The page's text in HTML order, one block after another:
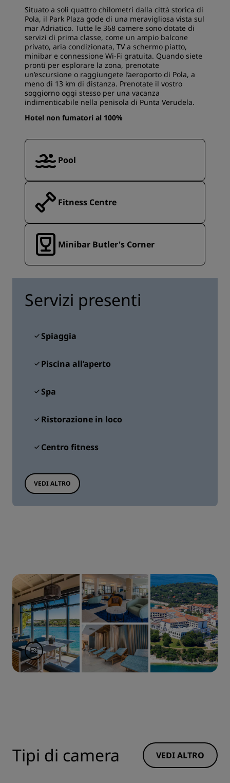
Situato a soli quattro chilometri dalla città storica di
Pola, il Park Plaza gode di una meravigliosa vista sul
mar Adriatico. Tutte le 368 camere sono dotate di
servizi di prima classe, come un ampio balcone
privato, aria condizionata, TV a schermo piatto,
minibar e connessione Wi-Fi gratuita. Quando siete
pronti per esplorare la zona, prenotate
un’escursione o raggiungete l’aeroporto di Pola, a
meno di 13 km di distanza. Prenotate il vostro
soggiorno oggi stesso per una vacanza
indimenticabile nella penisola di Punta Verudela.
Hotel non fumatori al 100%
Pool
Fitness Centre
Minibar Butler's Corner
Servizi presenti
Spiaggia
Piscina all’aperto
Spa
Ristorazione in loco
Centro fitness
VEDI ALTRO
Tipi di camera VEDI ALTRO